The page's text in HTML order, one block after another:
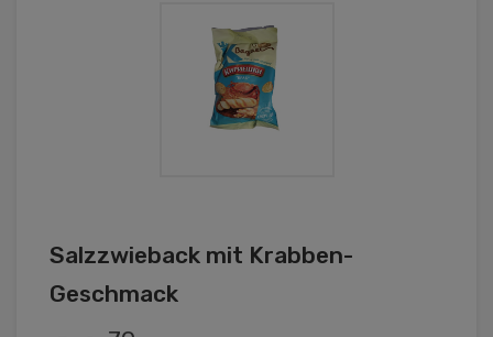
Salzzwieback mit Krabben-
Geschmack